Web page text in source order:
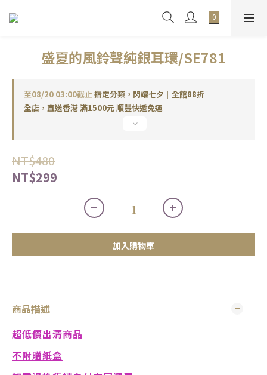
盛夏的風鈴聲純銀耳環/SE781
至08/20 03:00截止指定分類，閃耀七夕｜全館88折
全店，直送香港 滿1500元 順豐快遞免運
NT$480
NT$299
加入購物車
商品描述
超低價出清商品
不附贈紙盒